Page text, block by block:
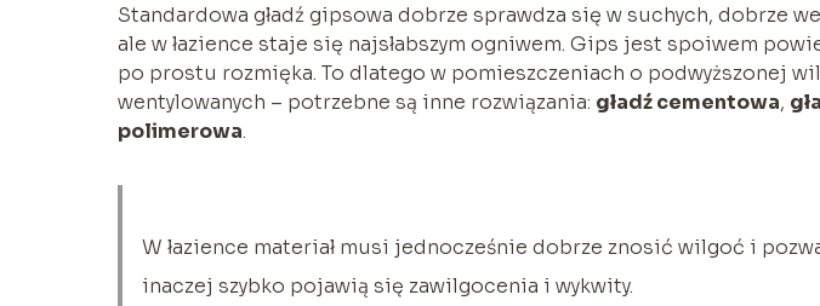
Standardowa gładź gipsowa dobrze sprawdza się w suchych, dobrze
ale w łazience staje się najsłabszym ogniwem. Gips jest spoiwem
po prostu rozmięka. To dlatego w pomieszczeniach o podwyższonej
wentylowanych – potrzebne są inne rozwiązania: gładź cementowa,
polimerowa.
W łazience materiał musi jednocześnie dobrze znosić wilgoć i
inaczej szybko pojawią się zawilgocenia i wykwity.